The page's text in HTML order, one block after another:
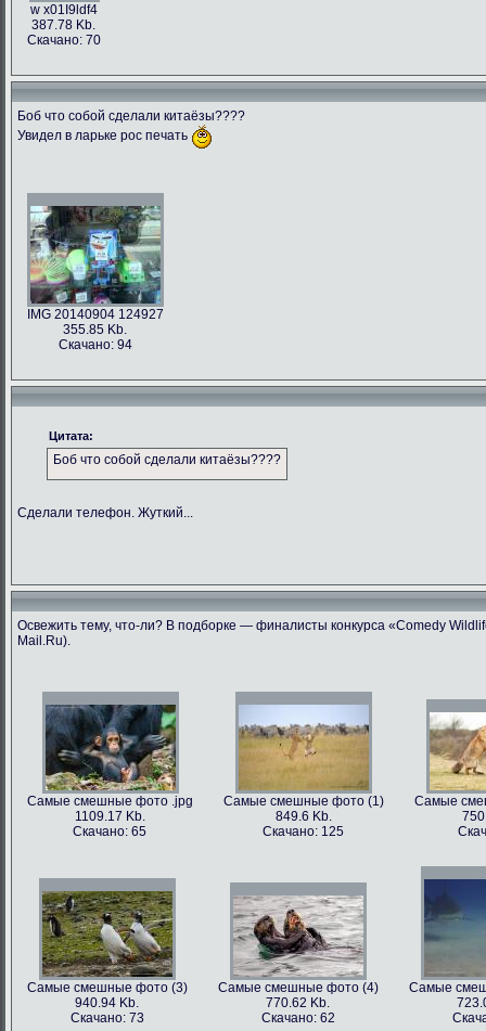
w x01I9ldf4
387.78 Kb.
Скачано: 70
Боб что собой сделали китаёзы????
Увидел в ларьке рос печать
IMG 20140904 124927
355.85 Kb.
Скачано: 94
Цитата:
Боб что собой сделали китаёзы????
Сделали телефон. Жуткий...
Освежить тему, что-ли? В подборке — финалисты конкурса «Comedy
Mail.Ru).
Самые смешные фото .jpg
1109.17 Kb.
Скачано: 65
Самые смешные фото (1)
849.6 Kb.
Скачано: 125
Самые
Самые смешные фото (3)
940.94 Kb.
Скачано: 73
Самые смешные фото (4)
770.62 Kb.
Скачано: 62
Самые